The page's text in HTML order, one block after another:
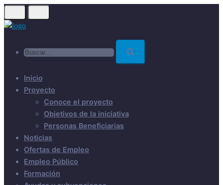
Skip
to
Inicio
Proyecto
Conoce el proyecto
Objetivos de la iniciativa
Personas Beneficiarias
Noticias
Ofertas de Empleo
Empleo Público
Formación